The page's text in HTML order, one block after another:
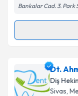
Kişisel
Metni'ni
Bankalar Cad. 3. Park
Randevu
Dt. Halil
oluşturun.
takvim
Dt.
Diş
Sivas,